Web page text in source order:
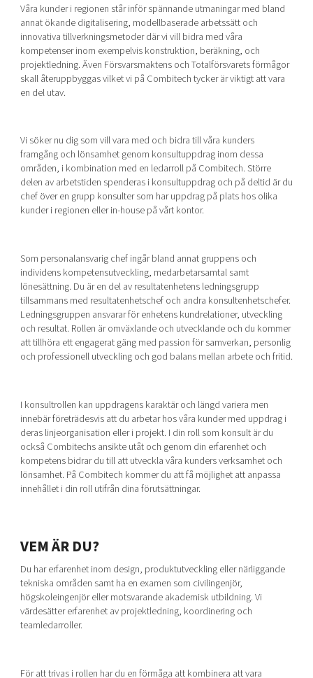
Våra kunder i regionen står inför spännande utmaningar med bland
annat ökande digitalisering, modellbaserade arbetssätt och
innovativa tillverkningsmetoder där vi vill bidra med våra
kompetenser inom exempelvis konstruktion, beräkning, och
projektledning. Även Försvarsmaktens och Totalförsvarets förmågor
skall återuppbyggas vilket vi på Combitech tycker är viktigt att vara
en del utav.
Vi söker nu dig som vill vara med och bidra till våra kunders
framgång och lönsamhet genom konsultuppdrag inom dessa
områden, i kombination med en ledarroll på Combitech. Större
delen av arbetstiden spenderas i konsultuppdrag och på deltid är du
chef över en grupp konsulter som har uppdrag på plats hos olika
kunder i regionen eller in-house på vårt kontor.
Som personalansvarig chef ingår bland annat gruppens och
individens kompetensutveckling, medarbetarsamtal samt
lönesättning. Du är en del av resultatenhetens ledningsgrupp
tillsammans med resultatenhetschef och andra konsultenhetschefer.
Ledningsgruppen ansvarar för enhetens kundrelationer, utveckling
och resultat. Rollen är omväxlande och utvecklande och du kommer
att tillhöra ett engagerat gäng med passion för samverkan, personlig
och professionell utveckling och god balans mellan arbete och fritid.
I konsultrollen kan uppdragens karaktär och längd variera men
innebär företrädesvis att du arbetar hos våra kunder med uppdrag i
deras linjeorganisation eller i projekt. I din roll som konsult är du
också Combitechs ansikte utåt och genom din erfarenhet och
kompetens bidrar du till att utveckla våra kunders verksamhet och
lönsamhet. På Combitech kommer du att få möjlighet att anpassa
innehållet i din roll utifrån dina förutsättningar.
VEM ÄR DU?
Du har erfarenhet inom design, produktutveckling eller närliggande
tekniska områden samt ha en examen som civilingenjör,
högskoleingenjör eller motsvarande akademisk utbildning. Vi
värdesätter erfarenhet av projektledning, koordinering och
teamledarroller.
För att trivas i rollen har du en förmåga att kombinera att vara